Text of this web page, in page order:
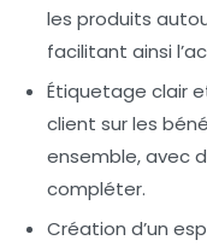
les produits
facilitant ainsi
Étiquetage clair
client sur les
ensemble, avec
compléter.
Création d’un